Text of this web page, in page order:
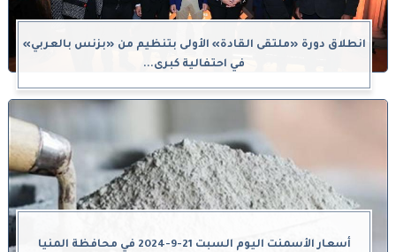
انطلاق دورة «ملتقى القادة» الأولى بتنظيم من «بزنس بالعربي»
في احتفالية كبرى...
أسعار الأسمنت اليوم السبت 21-9-2024 في محافظة المنيا